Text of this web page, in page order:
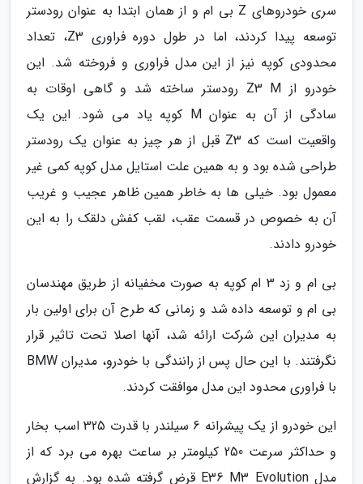
سری خودروهای Z بی ام و از همان ابتدا به عنوان رودستر
توسعه پیدا کردند، اما در طول دوره فراوری Z3، تعداد
محدودی کوپه نیز از این مدل فراوری و فروخته شد. این
خودرو از Z3 M رودستر ساخته شد و گاهی اوقات به
سادگی از آن به عنوان M کوپه یاد می شود. این یک
واقعیت است که Z3 قبل از هر چیز به عنوان یک رودستر
طراحی شده بود و به همین علت استایل مدل کوپه کمی غیر
معمول بود. خیلی ها به خاطر همین ظاهر عجیب و غریب
آن به خصوص در قسمت عقب، لقب کفش دلقک را به این
خودرو دادند.
بی ام و زد 3 ام کوپه به صورت مخفیانه از طریق مهندسان
بی ام و توسعه داده شد و زمانی که طرح آن برای اولین بار
به مدیران این شرکت ارائه شد، آنها اصلا تحت تاثیر قرار
نگرفتند. با این حال پس از رانندگی با خودرو، مدیران BMW
با فراوری محدود این مدل موافقت کردند.
این خودرو از یک پیشرانه 6 سیلندر با قدرت 325 اسب بخار
و حداکثر سرعت 250 کیلومتر بر ساعت بهره می برد که از
مدل E36 M3 Evolution قرض گرفته شده بود. به گزارش